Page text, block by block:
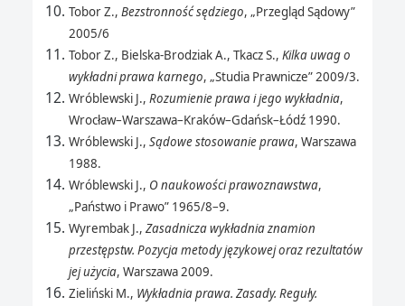
Tobor Z., Bezstronność sędziego, „Przegląd Sądowy”
2005/6
Tobor Z., Bielska-Brodziak A., Tkacz S., Kilka uwag o
wykładni prawa karnego, „Studia Prawnicze” 2009/3.
Wróblewski J., Rozumienie prawa i jego wykładnia,
Wrocław–Warszawa–Kraków–Gdańsk–Łódź 1990.
Wróblewski J., Sądowe stosowanie prawa, Warszawa
1988.
Wróblewski J., O naukowości prawoznawstwa,
„Państwo i Prawo” 1965/8–9.
Wyrembak J., Zasadnicza wykładnia znamion
przestępstw. Pozycja metody językowej oraz rezultatów
jej użycia, Warszawa 2009.
Zieliński M., Wykładnia prawa. Zasady. Reguły.